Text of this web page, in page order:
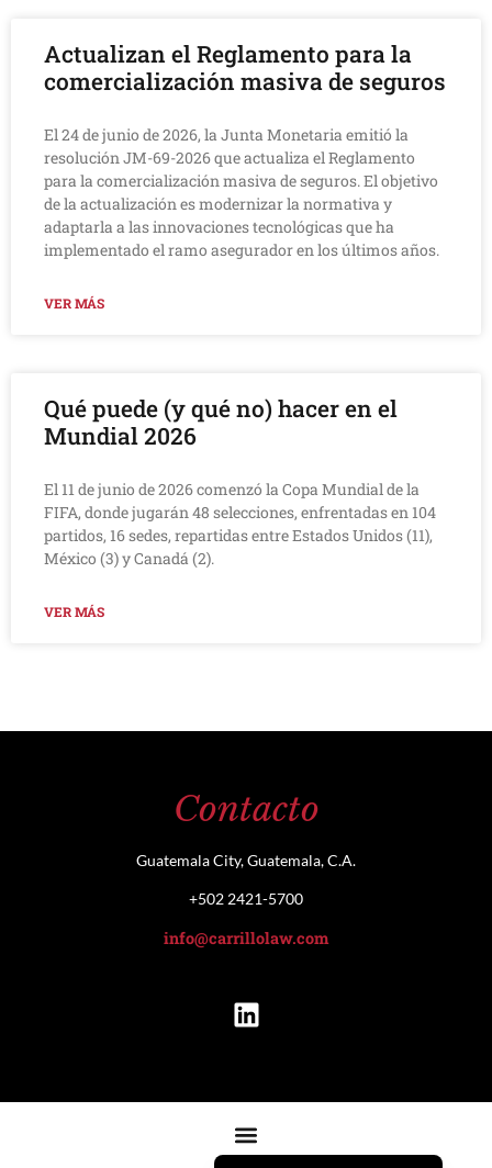
Actualizan el Reglamento para la
comercialización masiva de seguros
El 24 de junio de 2026, la Junta Monetaria emitió la
resolución JM-69-2026 que actualiza el Reglamento
para la comercialización masiva de seguros. El objetivo
de la actualización es modernizar la normativa y
adaptarla a las innovaciones tecnológicas que ha
implementado el ramo asegurador en los últimos años.
VER MÁS
Qué puede (y qué no) hacer en el
Mundial 2026
El 11 de junio de 2026 comenzó la Copa Mundial de la
FIFA, donde jugarán 48 selecciones, enfrentadas en 104
partidos, 16 sedes, repartidas entre Estados Unidos (11),
México (3) y Canadá (2).
VER MÁS
Contacto
Guatemala City, Guatemala, C.A.
+502 2421-5700
info@carrillolaw.com
English